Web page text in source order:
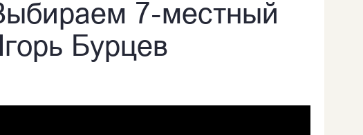
7-местный
Бурцев